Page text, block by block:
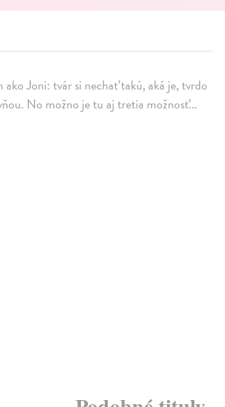
Joni: tvár si nechať takú, aká je, tvrdo
No možno je tu aj tretia možnosť...